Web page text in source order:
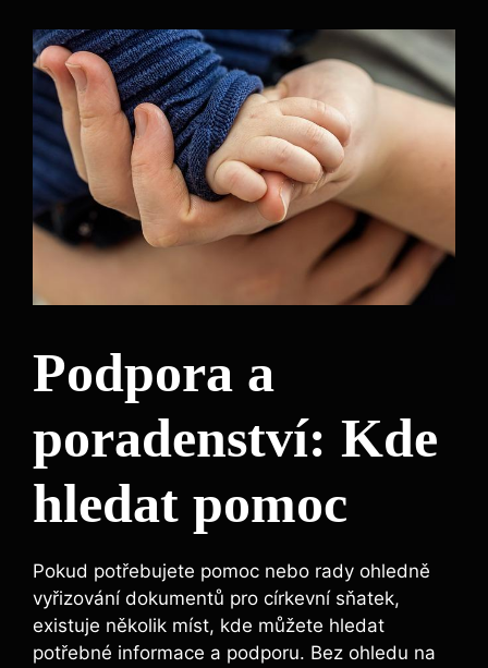
Podpora a
poradenství: Kde
hledat pomoc
Pokud potřebujete pomoc nebo rady ohledně
vyřizování dokumentů pro církevní sňatek,
existuje několik míst, kde můžete hledat
potřebné informace a podporu. Bez ohledu na